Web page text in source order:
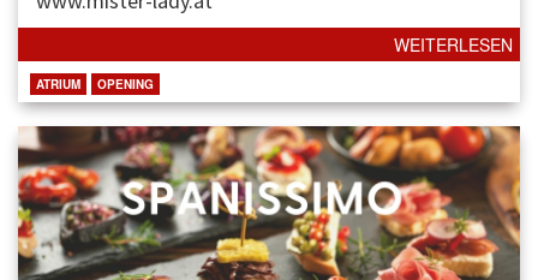
WEITERLESEN
ATRIUM OPENING